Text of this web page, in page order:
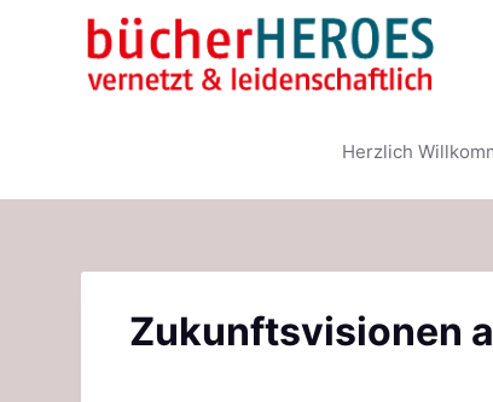
h
Herzlich
Zukunftsvisionen